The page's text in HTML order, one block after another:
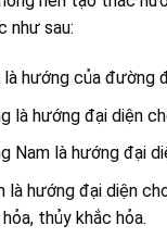
như sau:
hướng của đường
là hướng đại diện
Nam là hướng đại
là hướng đại diện
thủy khắc hỏa.